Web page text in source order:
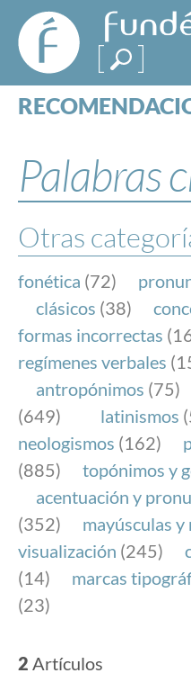
FundéuRAE
- Fundación
del Español
Urgente
ESPECIALES
NOTICIAS
SOBRE LA
FundéuRAE es una
y la Real Academia
el buen uso del
Internet.
Palabras
Otras
fonética (72)
clásicos (38)
formas incorrectas
regímenes verbales
antropónimos (75)
(649)
latinismos
neologismos (162)
(885)
topónimos y
acentuación y
(352)
mayúsculas y
visualización (245)
(14)
marcas
(23)
2 Artículos